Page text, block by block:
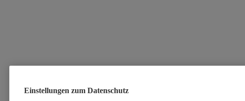
Einstellungen zum Datenschutz